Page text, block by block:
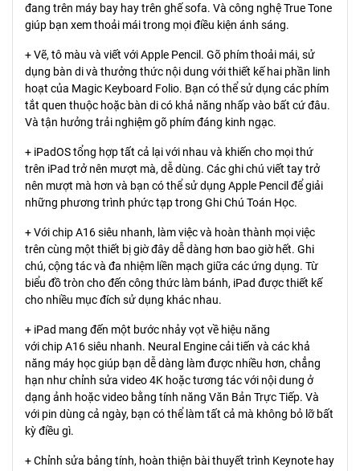
đang trên máy bay hay trên ghế sofa. Và công nghệ True Tone
giúp bạn xem thoải mái trong mọi điều kiện ánh sáng.
+ Vẽ, tô màu và viết với Apple Pencil. Gõ phím thoải mái, sử
dụng bàn di và thưởng thức nội dung với thiết kế hai phần linh
hoạt của Magic Keyboard Folio. Bạn có thể sử dụng các phím
tắt quen thuộc hoặc bàn di có khả năng nhấp vào bất cứ đâu.
Và tận hưởng trải nghiệm gõ phím đáng kinh ngạc.
+ iPadOS tổng hợp tất cả lại với nhau và khiến cho mọi thứ
trên iPad trở nên mượt mà, dễ dùng. Các ghi chú viết tay trở
nên mượt mà hơn và bạn có thể sử dụng Apple Pencil để giải
những phương trình phức tạp trong Ghi Chú Toán Học.
+ Với chip A16 siêu nhanh, làm việc và hoàn thành mọi việc
trên cùng một thiết bị giờ đây dễ dàng hơn bao giờ hết. Ghi
chú, cộng tác và đa nhiệm liền mạch giữa các ứng dụng. Từ
biểu đồ tròn cho đến công thức làm bánh, iPad được thiết kế
cho nhiều mục đích sử dụng khác nhau.
+ iPad mang đến một bước nhảy vọt về hiệu năng
với chip A16 siêu nhanh. Neural Engine cải tiến và các khả
năng máy học giúp bạn dễ dàng làm được nhiều hơn, chẳng
hạn như chỉnh sửa video 4K hoặc tương tác với nội dung ở
dạng ảnh hoặc video bằng tính năng Văn Bản Trực Tiếp. Và
với pin dùng cả ngày, bạn có thể làm tất cả mà không bỏ lỡ bất
kỳ điều gì.
+ Chỉnh sửa bảng tính, hoàn thiện bài thuyết trình Keynote hay